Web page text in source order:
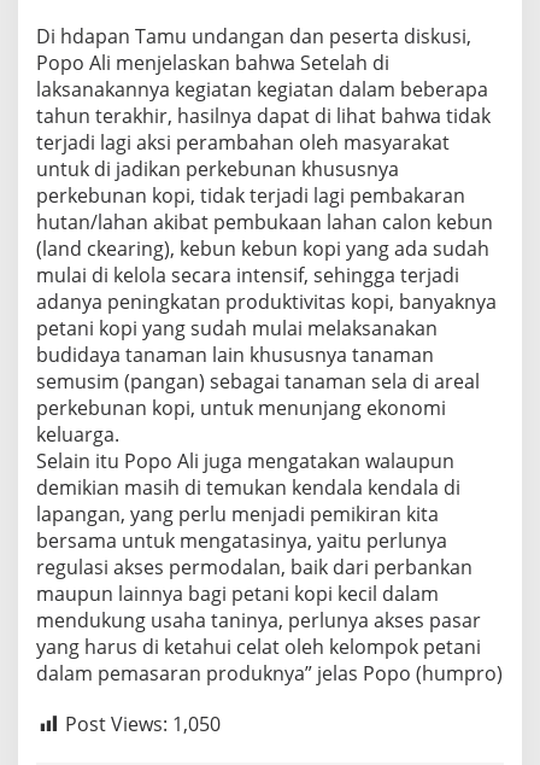
Di hdapan Tamu undangan dan peserta diskusi,
Popo Ali menjelaskan bahwa Setelah di
laksanakannya kegiatan kegiatan dalam beberapa
tahun terakhir, hasilnya dapat di lihat bahwa tidak
terjadi lagi aksi perambahan oleh masyarakat
untuk di jadikan perkebunan khususnya
perkebunan kopi, tidak terjadi lagi pembakaran
hutan/lahan akibat pembukaan lahan calon kebun
(land ckearing), kebun kebun kopi yang ada sudah
mulai di kelola secara intensif, sehingga terjadi
adanya peningkatan produktivitas kopi, banyaknya
petani kopi yang sudah mulai melaksanakan
budidaya tanaman lain khususnya tanaman
semusim (pangan) sebagai tanaman sela di areal
perkebunan kopi, untuk menunjang ekonomi
keluarga.
Selain itu Popo Ali juga mengatakan walaupun
demikian masih di temukan kendala kendala di
lapangan, yang perlu menjadi pemikiran kita
bersama untuk mengatasinya, yaitu perlunya
regulasi akses permodalan, baik dari perbankan
maupun lainnya bagi petani kopi kecil dalam
mendukung usaha taninya, perlunya akses pasar
yang harus di ketahui celat oleh kelompok petani
dalam pemasaran produknya” jelas Popo (humpro)
Post Views: 1,050